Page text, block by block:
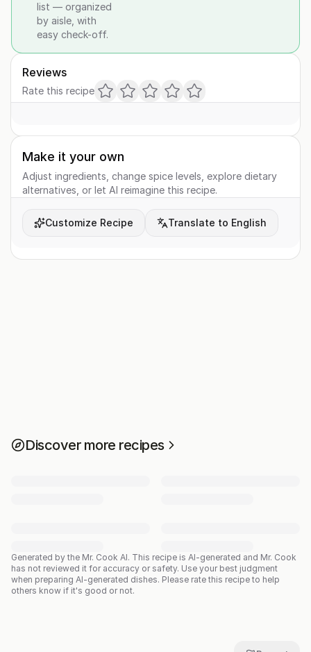
list — organized
by aisle, with
easy check-off.
Reviews
Rate this recipe
Make it your own
Adjust ingredients, change spice levels, explore dietary
alternatives, or let AI reimagine this recipe.
Customize Recipe Translate to English
Discover more recipes
Generated by the Mr. Cook AI. This recipe is AI-generated and Mr. Cook
has not reviewed it for accuracy or safety. Use your best judgment
when preparing AI-generated dishes. Please rate this recipe to help
others know if it's good or not.